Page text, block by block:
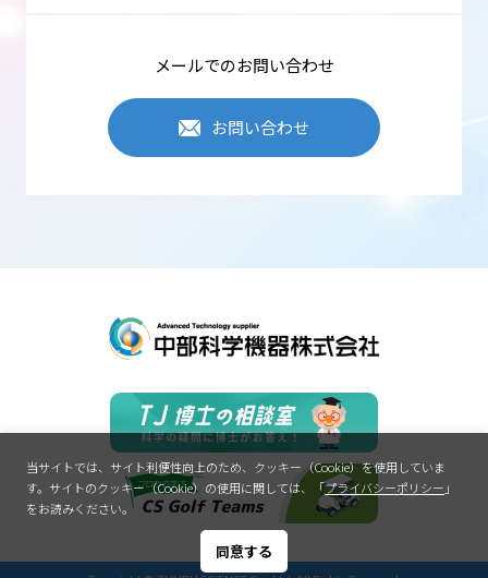
メールでのお問い合わせ
お問い合わせ
当サイトでは、サイト利便性向上のため、クッキー（Cookie）を使用していま
す。 サイトのクッキー（Cookie）の使用に関しては、「プライバシーポリシー 」
をお読みください。
同意する